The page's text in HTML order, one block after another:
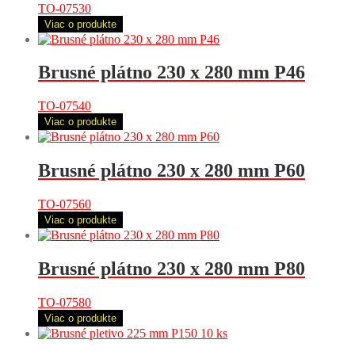
TO-07530
Viac o produkte
Brusné plátno 230 x 280 mm P46
TO-07540
Viac o produkte
Brusné plátno 230 x 280 mm P60
TO-07560
Viac o produkte
Brusné plátno 230 x 280 mm P80
TO-07580
Viac o produkte